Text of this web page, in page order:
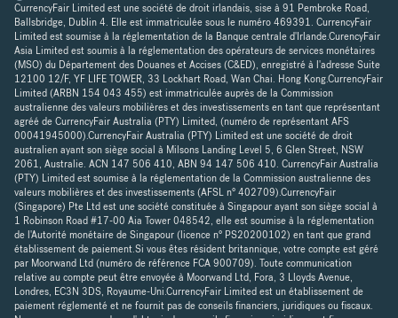
CurrencyFair Limited est une société de droit irlandais, sise à 91 Pembroke Road,
Ballsbridge, Dublin 4. Elle est immatriculée sous le numéro 469391. CurrencyFair
Limited est soumise à la réglementation de la Banque centrale d'Irlande.CurencyFair
Asia Limited est soumis à la réglementation des opérateurs de services monétaires
(MSO) du Département des Douanes et Accises (C&ED), enregistré à l'adresse Suite
12100 12/F, YF LIFE TOWER, 33 Lockhart Road, Wan Chai. Hong Kong.CurrencyFair
Limited (ARBN 154 043 455) est immatriculée auprès de la Commission
australienne des valeurs mobilières et des investissements en tant que représentant
agréé de CurrencyFair Australia (PTY) Limited, (numéro de représentant AFS
00041945000).CurrencyFair Australia (PTY) Limited est une société de droit
australien ayant son siège social à Milsons Landing Level 5, 6 Glen Street, NSW
2061, Australie. ACN 147 506 410, ABN 94 147 506 410. CurrencyFair Australia
(PTY) Limited est soumise à la réglementation de la Commission australienne des
valeurs mobilières et des investissements (AFSL n° 402709).CurrencyFair
(Singapore) Pte Ltd est une société constituée à Singapour ayant son siège social à
1 Robinson Road #17-00 Aia Tower 048542, elle est soumise à la réglementation
de l'Autorité monétaire de Singapour (licence n° PS20200102) en tant que grand
établissement de paiement.Si vous êtes résident britannique, votre compte est géré
par Moorwand Ltd (numéro de référence FCA 900709). Toute communication
relative au compte peut être envoyée à Moorwand Ltd, Fora, 3 Lloyds Avenue,
Londres, EC3N 3DS, Royaume-Uni.CurrencyFair Limited est un établissement de
paiement réglementé et ne fournit pas de conseils financiers, juridiques ou fiscaux.